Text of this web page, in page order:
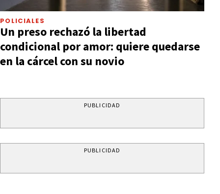
POLICIALES
Un preso rechazó la libertad
condicional por amor: quiere quedarse
en la cárcel con su novio
PUBLICIDAD
PUBLICIDAD